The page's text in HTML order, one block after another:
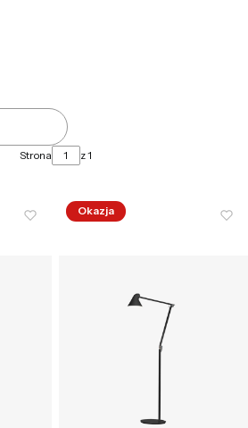
Strona z 1
Okazja